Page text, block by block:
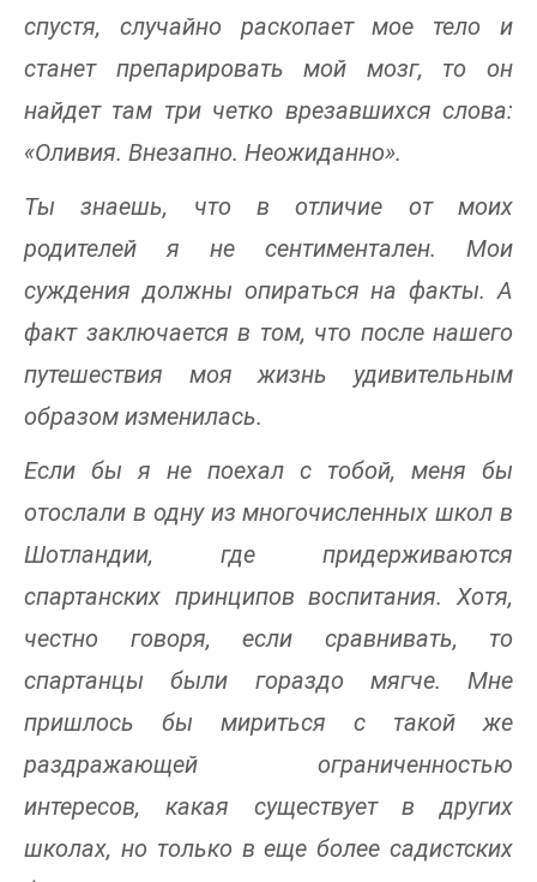
спустя, случайно раскопает мое тело и
станет препарировать мой мозг, то он
найдет там три четко врезавшихся слова:
«Оливия. Внезапно. Неожиданно».
Ты знаешь, что в отличие от моих
родителей я не сентиментален. Мои
суждения должны опираться на факты. А
факт заключается в том, что после нашего
путешествия моя жизнь удивительным
образом изменилась.
Если бы я не поехал с тобой, меня бы
отослали в одну из многочисленных школ в
Шотландии, где придерживаются
спартанских принципов воспитания. Хотя,
честно говоря, если сравнивать, то
спартанцы были гораздо мягче. Мне
пришлось бы мириться с такой же
раздражающей ограниченностью
интересов, какая существует в других
школах, но только в еще более садистских